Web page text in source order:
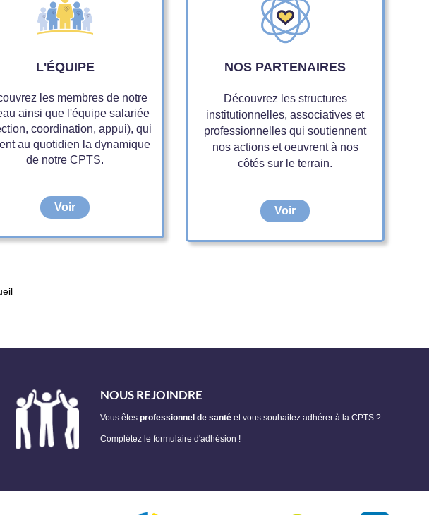
L'ÉQUIPE
les membres de notre
ainsi que l'équipe salariée
coordination, appui), qui
au quotidien la dynamique
de notre CPTS.
Voir
NOS PARTENAIRES
Découvrez les structures
institutionnelles, associatives et
professionnelles qui soutiennent
nos actions et oeuvrent à nos
côtés sur le terrain.
Voir
NOUS REJOINDRE
Vous êtes professionnel de santéet vous souhaitez adhérer à la CPTS ?
Complétez le formulaire d'adhésion !